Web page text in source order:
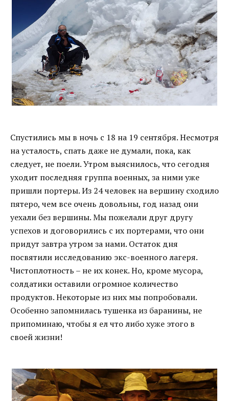
Спустились мы в ночь с 18 на 19 сентября. Несмотря
на усталость, спать даже не думали, пока, как
следует, не поели. Утром выяснилось, что сегодня
уходит последняя группа военных, за ними уже
пришли портеры. Из 24 человек на вершину сходило
пятеро, чем все очень довольны, год назад они
уехали без вершины. Мы пожелали друг другу
успехов и договорились с их портерами, что они
придут завтра утром за нами. Остаток дня
посвятили исследованию экс-военного лагеря.
Чистоплотность – не их конек. Но, кроме мусора,
солдатики оставили огромное количество
продуктов. Некоторые из них мы попробовали.
Особенно запомнилась тушенка из баранины, не
припоминаю, чтобы я ел что либо хуже этого в
своей жизни!